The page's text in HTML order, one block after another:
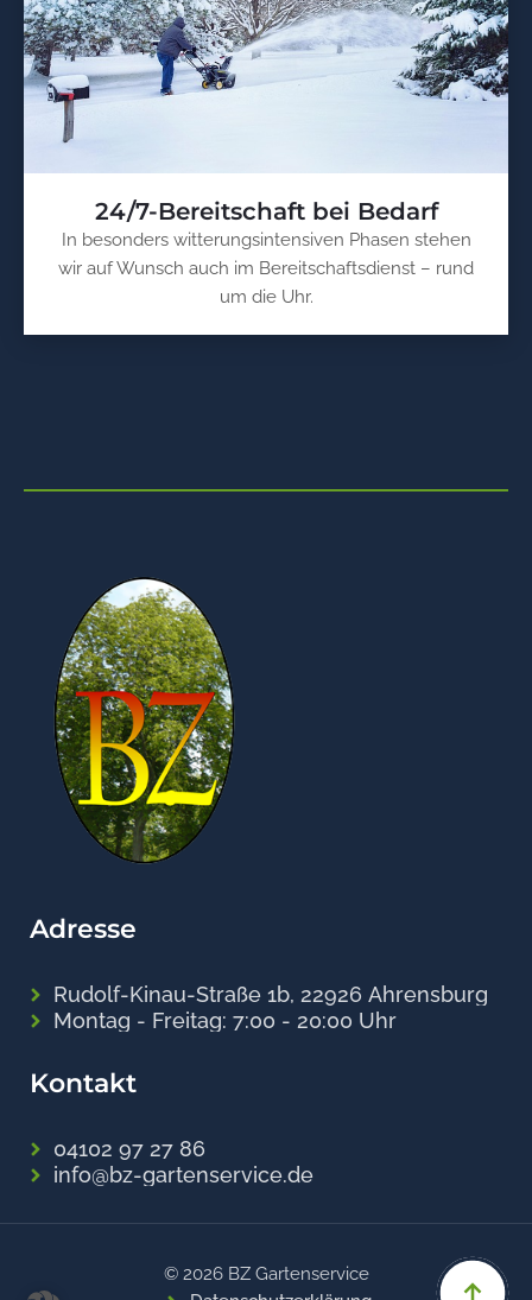
24/7-Bereitschaft bei Bedarf
In besonders witterungsintensiven Phasen stehen
wir auf Wunsch auch im Bereitschaftsdienst – rund
um die Uhr.
Adresse
Rudolf-Kinau-Straße 1b, 22926 Ahrensburg
Montag - Freitag: 7:00 - 20:00 Uhr
Kontakt
04102 97 27 86
info@bz-gartenservice.de
© 2026 BZ Gartenservice